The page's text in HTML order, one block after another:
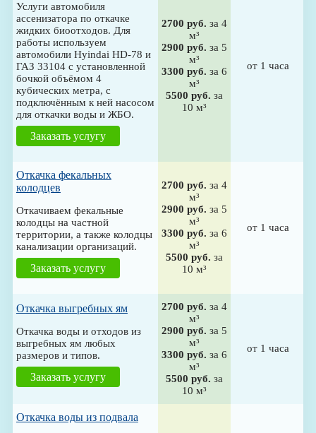
Услуги автомобиля
ассенизатора по откачке
жидких биоотходов. Для
работы используем
автомобили Hyindai HD-78 и
ГАЗ 33104 с установленной
бочкой объёмом 4
кубических метра, с
подключённым к ней насосом
для откачки воды и ЖБО.
Заказать услугу
2700 руб. за 4
м³
2900 руб. за 5
м³
3300 руб. за 6
м³
5500 руб. за
10 м³
от 1 часа
Откачка фекальных
колодцев
Откачиваем фекальные
колодцы на частной
территории, а также колодцы
канализации организаций.
Заказать услугу
2700 руб. за 4
м³
2900 руб. за 5
м³
3300 руб. за 6
м³
5500 руб. за
10 м³
от 1 часа
Откачка выгребных ям
Откачка воды и отходов из
выгребных ям любых
размеров и типов.
Заказать услугу
2700 руб. за 4
м³
2900 руб. за 5
м³
3300 руб. за 6
м³
5500 руб. за
10 м³
от 1 часа
Откачка воды из подвала